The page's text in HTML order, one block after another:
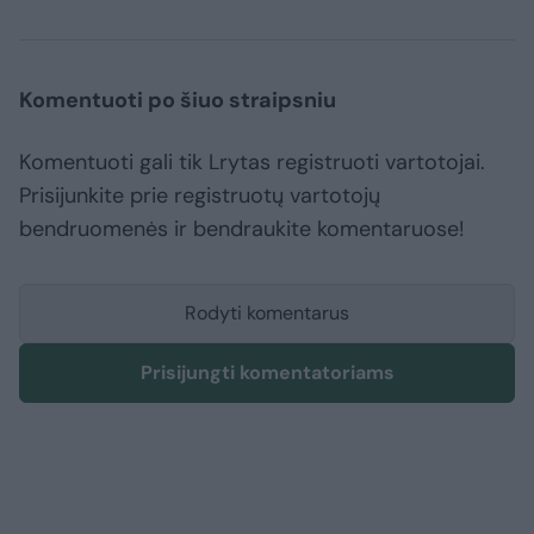
Komentuoti po šiuo straipsniu
Komentuoti gali tik Lrytas registruoti vartotojai.
Prisijunkite prie registruotų vartotojų
bendruomenės ir bendraukite komentaruose!
Rodyti komentarus
Prisijungti komentatoriams